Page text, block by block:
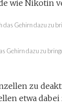
wie Nikotin
Gehirn dazu zu
zu
etwa dabei